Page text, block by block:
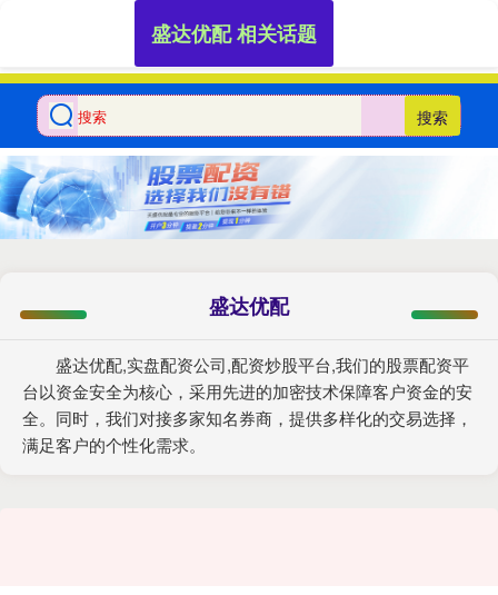
搜索
盛达优配
盛达优配,实盘配资公司,配资炒股平台,我们的股票配资平
台以资金安全为核心，采用先进的加密技术保障客户资金的安
全。同时，我们对接多家知名券商，提供多样化的交易选择，
满足客户的个性化需求。
盛达优配 相关话题